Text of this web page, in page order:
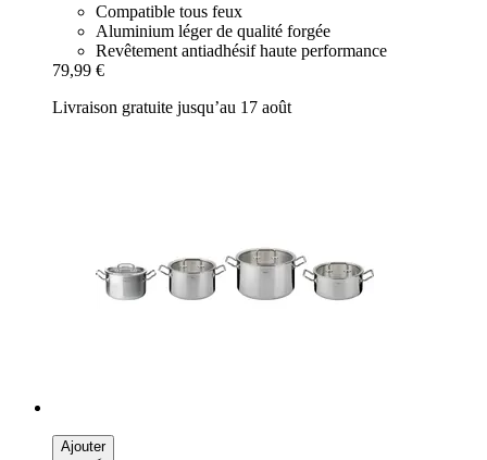
Compatible tous feux
Aluminium léger de qualité forgée
Revêtement antiadhésif haute performance
79,99 €
Livraison gratuite jusqu’au 17 août
Ajouter